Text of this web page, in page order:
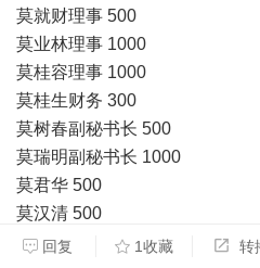
莫就财理事 500
莫业林理事 1000
莫桂容理事 1000
莫桂生财务 300
莫树春副秘书长 500
莫瑞明副秘书长 1000
莫君华 500
莫汉清 500
莫愁 300
回复 1收藏 转